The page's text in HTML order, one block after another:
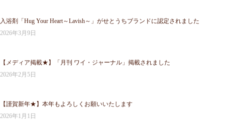
入浴剤「Hug Your Heart～Lavish～」がせとうちブランドに認定されました
2026年3月9日
【メディア掲載★】「月刊 ワイ・ジャーナル」掲載されました
2026年2月5日
【謹賀新年★】本年もよろしくお願いいたします
2026年1月1日